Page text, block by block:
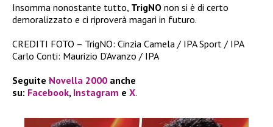
Insomma nonostante tutto, TrigNO non si è di certo
demoralizzato e ci riproverà magari in futuro.
CREDITI FOTO – TrigNO: Cinzia Camela / IPA Sport / IPA
Carlo Conti: Maurizio D’Avanzo / IPA
Seguite Novella 2000 anche
su: Facebook, Instagram e X.